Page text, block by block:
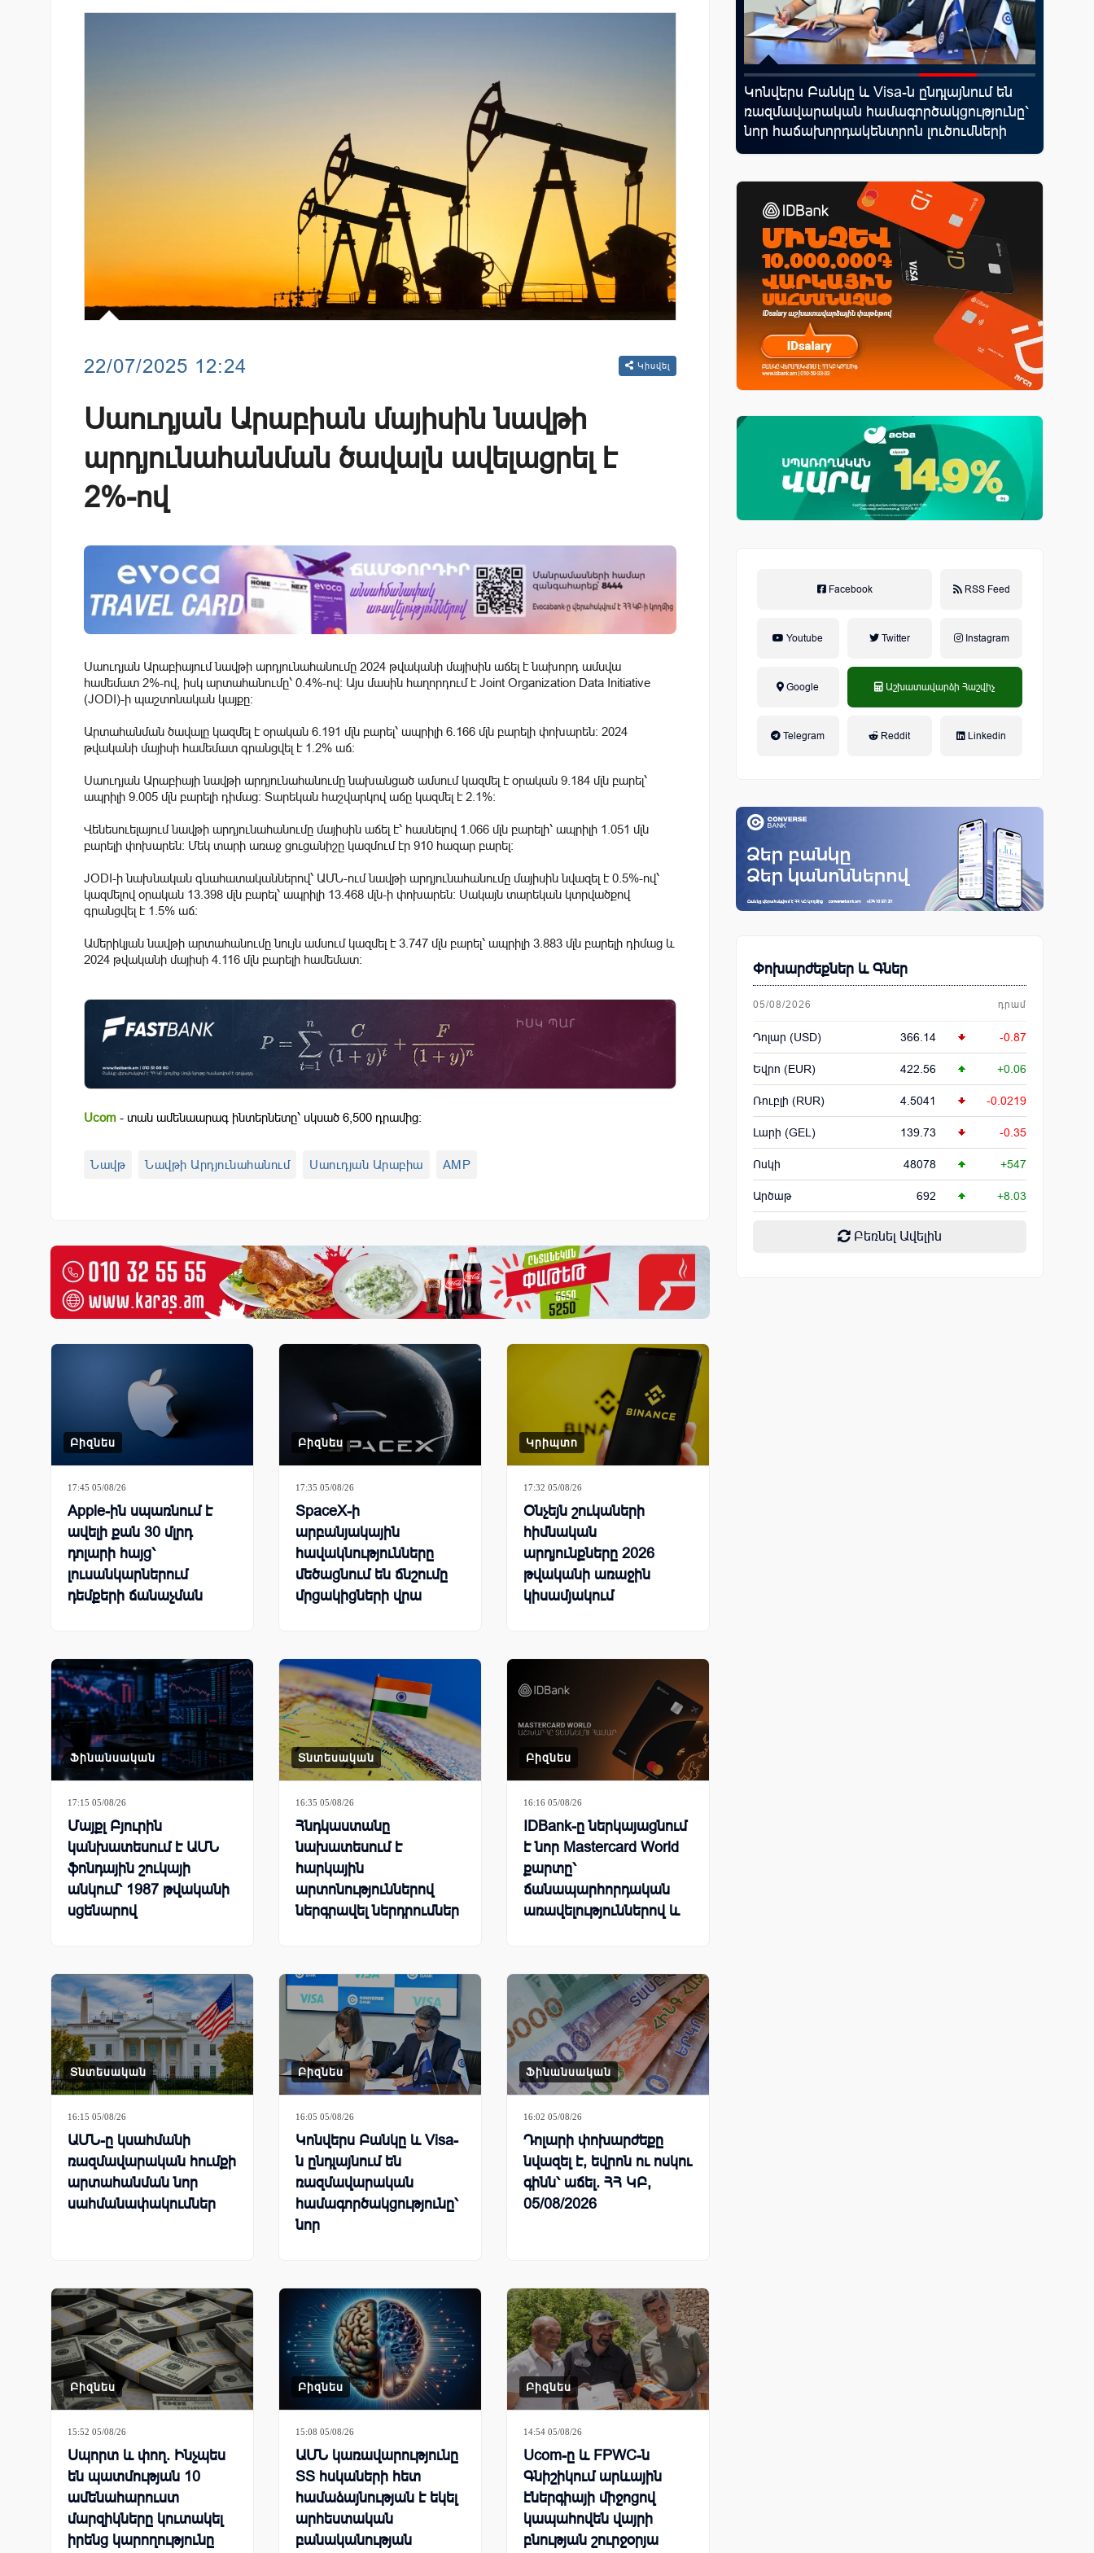
22/07/2025 12:24 Կիսվել
Սաուդյան Արաբիան մայիսին նավթի
արդյունահանման ծավալն ավելացրել է
2%-ով
Սաուդյան Արաբիայում նավթի արդյունահանումը 2024 թվականի մայիսին աճել է նախորդ ամսվա
համեմատ 2%-ով, իսկ արտահանումը՝ 0.4%-ով։ Այս մասին հաղորդում է Joint Organization Data Initiative
(JODI)-ի պաշտոնական կայքը։
Արտահանման ծավալը կազմել է օրական 6.191 մլն բարել՝ ապրիլի 6.166 մլն բարելի փոխարեն։ 2024
թվականի մայիսի համեմատ գրանցվել է 1.2% աճ։
Սաուդյան Արաբիայի նավթի արդյունահանումը նախանցած ամսում կազմել է օրական 9.184 մլն բարել՝
ապրիլի 9.005 մլն բարելի դիմաց։ Տարեկան հաշվարկով աճը կազմել է 2.1%։
Վենեսուելայում նավթի արդյունահանումը մայիսին աճել է՝ հասնելով 1.066 մլն բարելի՝ ապրիլի 1.051 մլն
բարելի փոխարեն։ Մեկ տարի առաջ ցուցանիշը կազմում էր 910 հազար բարել։
JODI-ի նախնական գնահատականներով՝ ԱՄՆ-ում նավթի արդյունահանումը մայիսին նվազել է 0.5%-ով՝
կազմելով օրական 13.398 մլն բարել՝ ապրիլի 13.468 մլն-ի փոխարեն։ Սակայն տարեկան կտրվածքով
գրանցվել է 1.5% աճ։
Ամերիկյան նավթի արտահանումը նույն ամսում կազմել է 3.747 մլն բարել՝ ապրիլի 3.883 մլն բարելի դիմաց և
2024 թվականի մայիսի 4.116 մլն բարելի համեմատ:
Ucom - տան ամենաարագ ինտերնետը՝ սկսած 6,500 դրամից:
Նավթ Նավթի Արդյունահանում Սաուդյան Արաբիա AMP
Ucom-ը և FPWC-ն Գնիշիկում արևային
էներգիայի միջոցով կապահովեն վայրի
բնության շուրջօրյա մշտադիտարկումը
Կոնվերս Բանկը և Visa-ն ընդլայնում են
ռազմավարական համագործակցությունը՝
նոր հաճախորդակենտրոն լուծումների
զարգացման նպատակով
Facebook RSS Feed
Youtube Twitter Instagram
Google Աշխատավարձի Հաշվիչ
Telegram Reddit Linkedin
Փոխարժեքներ և Գներ
05/08/2026 դրամ
Դոլար (USD) 366.14 -0.87
Եվրո (EUR) 422.56 +0.06
Ռուբլի (RUR) 4.5041 -0.0219
Լարի (GEL) 139.73 -0.35
Ոսկի 48078 +547
Արծաթ 692 +8.03
Բեռնել Ավելին
Բիզնես
17:45 05/08/26
Apple-ին սպառնում է
ավելի քան 30 մլրդ
դոլարի հայց՝
լուսանկարներում
դեմքերի ճանաչման
Բիզնես
17:35 05/08/26
SpaceX-ի
արբանյակային
հավակնությունները
մեծացնում են ճնշումը
մրցակիցների վրա
Կրիպտո
17:32 05/08/26
Օնչեյն շուկաների
հիմնական
արդյունքները 2026
թվականի առաջին
կիսամյակում
Ֆինանսական
17:15 05/08/26
Մայքլ Բյուրին
կանխատեսում է ԱՄՆ
ֆոնդային շուկայի
անկում՝ 1987 թվականի
սցենարով
Տնտեսական
16:35 05/08/26
Հնդկաստանը
նախատեսում է
հարկային
արտոնություններով
ներգրավել ներդրումներ
Բիզնես
16:16 05/08/26
IDBank-ը ներկայացնում
է նոր Mastercard World
քարտը՝
ճանապարհորդական
առավելություններով և
Տնտեսական
16:15 05/08/26
ԱՄՆ-ը կսահմանի
ռազմավարական հումքի
արտահանման նոր
սահմանափակումներ
Բիզնես
16:05 05/08/26
Կոնվերս Բանկը և Visa-
ն ընդլայնում են
ռազմավարական
համագործակցությունը՝
նոր
նպատակով
Ֆինանսական
16:02 05/08/26
Դոլարի փոխարժեքը
նվազել է, եվրոն ու ոսկու
գինն՝ աճել. ՀՀ ԿԲ,
05/08/2026
Բիզնես
15:52 05/08/26
Սպորտ և փող. Ինչպես
են պատմության 10
ամենահարուստ
մարզիկները կուտակել
իրենց կարողությունը
Բիզնես
15:08 05/08/26
ԱՄՆ կառավարությունը
ՏՏ հսկաների հետ
համաձայնության է եկել
արհեստական
բանականության
Բիզնես
14:54 05/08/26
Ucom-ը և FPWC-ն
Գնիշիկում արևային
էներգիայի միջոցով
կապահովեն վայրի
բնության շուրջօրյա